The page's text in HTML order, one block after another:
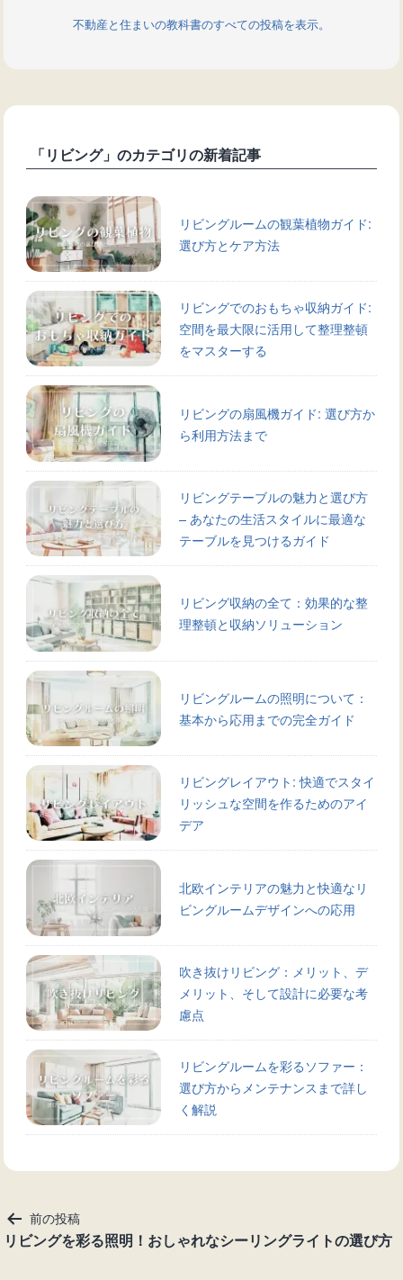
不動産と住まいの教科書のすべての投稿を表示。
「リビング」のカテゴリの新着記事
リビングルームの観葉植物ガイド:
選び方とケア方法
リビングでのおもちゃ収納ガイド:
空間を最大限に活用して整理整頓
をマスターする
リビングの扇風機ガイド: 選び方か
ら利用方法まで
リビングテーブルの魅力と選び方
– あなたの生活スタイルに最適な
テーブルを見つけるガイド
リビング収納の全て：効果的な整
理整頓と収納ソリューション
リビングルームの照明について：
基本から応用までの完全ガイド
リビングレイアウト: 快適でスタイ
リッシュな空間を作るためのアイ
デア
北欧インテリアの魅力と快適なリ
ビングルームデザインへの応用
吹き抜けリビング：メリット、デ
メリット、そして設計に必要な考
慮点
リビングルームを彩るソファー：
選び方からメンテナンスまで詳し
く解説
投
稿
前の投稿
リビングを彩る照明！おしゃれなシーリングライトの選び方